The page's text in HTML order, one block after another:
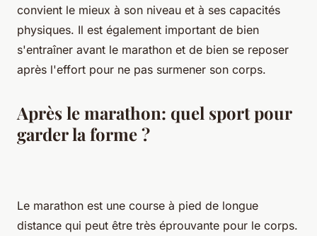
convient le mieux à son niveau et à ses capacités
physiques. Il est également important de bien
s'entraîner avant le marathon et de bien se reposer
après l'effort pour ne pas surmener son corps.
Après le marathon: quel sport pour
garder la forme ?
Le marathon est une course à pied de longue
distance qui peut être très éprouvante pour le corps.